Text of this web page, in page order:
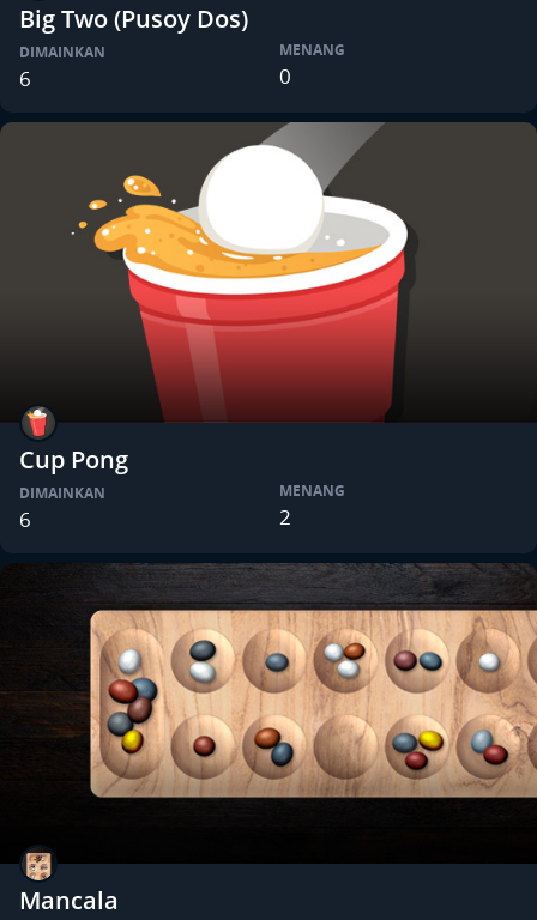
Big Two (Pusoy Dos)
DIMAINKAN
6
MENANG
0
Cup Pong
DIMAINKAN
6
MENANG
2
Mancala